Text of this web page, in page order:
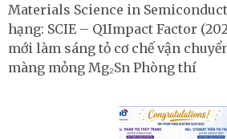
Materials Science in
hạng: SCIE – Q1Impact Factor
mới làm sáng tỏ cơ chế vận
màng mỏng Mg₂Sn Phòng thí